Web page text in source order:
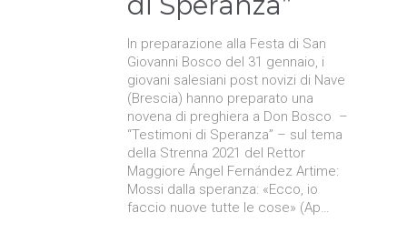
In preparazione alla Festa di San
Giovanni Bosco del 31 gennaio, i
giovani salesiani post novizi di Nave
(Brescia) hanno preparato una
novena di preghiera a Don Bosco –
“Testimoni di Speranza” – sul tema
della Strenna 2021 del Rettor
Maggiore Ángel Fernández Artime:
Mossi dalla speranza: «Ecco, io
faccio nuove tutte le cose» (Ap…